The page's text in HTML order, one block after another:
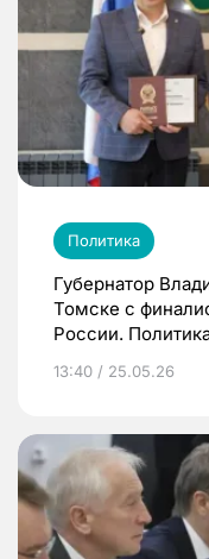
Политика
Губернатор
Томске с
России.
13:40 / 25.05.26